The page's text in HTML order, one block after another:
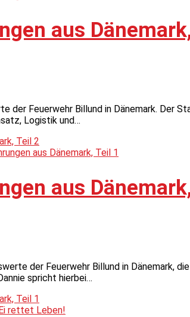
aus
der Feuerwehr Billund in Dänemark. Der
Logistik und…
Teil 2
aus
der Feuerwehr Billund in Dänemark,
spricht hierbei…
Teil 1